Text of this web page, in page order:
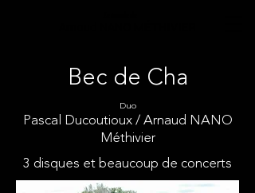
Bec de Cha
Duo
Pascal Ducoutioux/ Arnaud NANO
Méthivier
3 disques et beaucoup de concerts